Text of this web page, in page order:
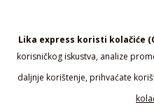
Lika express koristi kolačiće
korisničkog iskustva, analize
daljnje korištenje, prihvaćate